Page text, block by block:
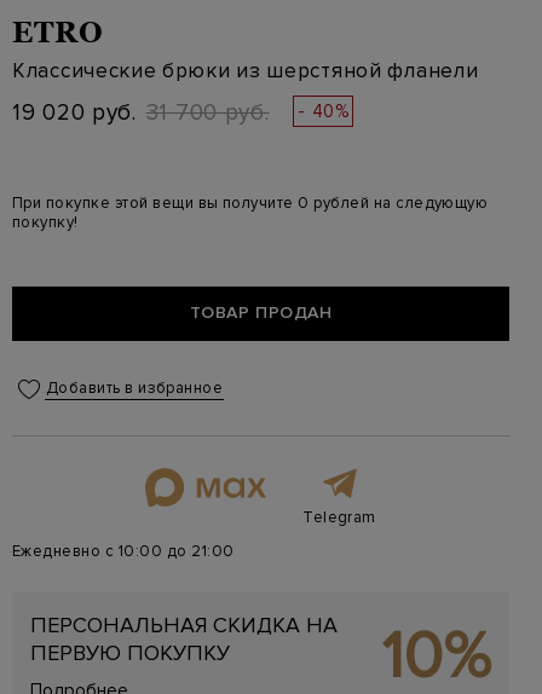
ETRO
Классические брюки из шерстяной фланели
19 020 руб. 31 700 руб. - 40%
При покупке этой вещи вы получите 0 рублей на следующую
покупку!
ТОВАР ПРОДАН
Добавить в избранное
Telegram
Ежедневно с 10:00 до 21:00
ПЕРСОНАЛЬНАЯ СКИДКА НА
ПЕРВУЮ ПОКУПКУ
10%